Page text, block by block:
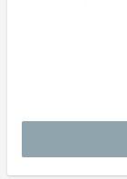
上記以外のメ